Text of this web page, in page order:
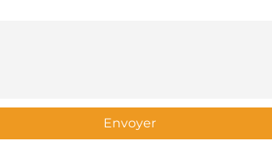
Envoyer